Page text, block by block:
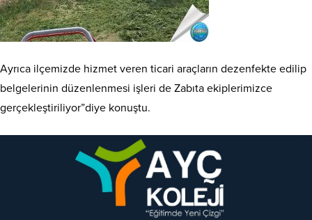
Ayrıca ilçemizde hizmet veren ticari araçların dezenfekte edilip
belgelerinin düzenlenmesi işleri de Zabıta ekiplerimizce
gerçekleştiriliyor”diye konuştu.